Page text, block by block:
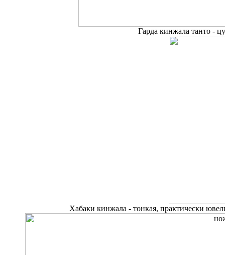
Гарда кинжала танто -
Хабаки кинжала - тонкая, практически